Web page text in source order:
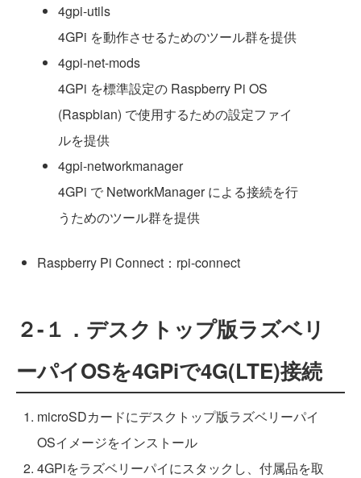
4gpi-utils
4GPi を動作させるためのツール群を提供
4gpi-net-mods
4GPi を標準設定の Raspberry Pi OS
(Raspbian) で使用するための設定ファイ
ルを提供
4gpi-networkmanager
4GPi で NetworkManager による接続を行
うためのツール群を提供
Raspberry Pi Connect：rpi-connect
２-１．デスクトップ版ラズベリ
ーパイOSを4GPiで4G(LTE)接続
microSDカードにデスクトップ版ラズベリーパイ
OSイメージをインストール
4GPiをラズベリーパイにスタックし、付属品を取